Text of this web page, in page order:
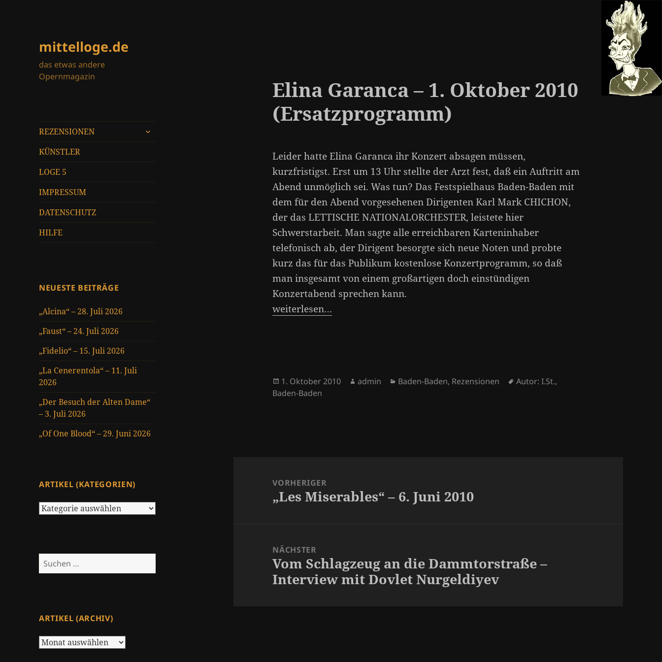
mittelloge.de
das etwas andere
Opernmagazin
REZENSIONEN
untermenü
KÜNSTLER
LOGE 5
IMPRESSUM
DATENSCHUTZ
HILFE
NEUESTE BEITRÄGE
„Alcina“ – 28. Juli 2026
„Faust“ – 24. Juli 2026
„Fidelio“ – 15. Juli 2026
„La Cenerentola“ – 11. Juli
2026
„Der Besuch der Alten Dame“
– 3. Juli 2026
„Of One Blood“ – 29. Juni 2026
ARTIKEL (KATEGORIEN)
Artikel
Suchen
nach:
ARTIKEL (ARCHIV)
Artikel
Elina Garanca – 1. Oktober 2010
(Ersatzprogramm)
Leider hatte Elina Garanca ihr Konzert absagen müssen,
kurzfristigst. Erst um 13 Uhr stellte der Arzt fest, daß ein Auftritt am
Abend unmöglich sei. Was tun? Das Festspielhaus Baden-Baden mit
dem für den Abend vorgesehenen Dirigenten Karl Mark CHICHON,
der das LETTISCHE NATIONALORCHESTER, leistete hier
Schwerstarbeit. Man sagte alle erreichbaren Karteninhaber
telefonisch ab, der Dirigent besorgte sich neue Noten und probte
kurz das für das Publikum kostenlose Konzertprogramm, so daß
man insgesamt von einem großartigen doch einstündigen
Konzertabend sprechen kann.
weiterlesen…
Veröffentlicht
am
1. Oktober 2010 Autor
admin Kategorien
Baden-Baden, Rezensionen Schlagwörter
Autor: I.St.,
Baden-Baden
VORHERIGER
Vorheriger
„Les Miserables“ – 6. Juni 2010
NÄCHSTER
Nächster
Beitrag:
Vom Schlagzeug an die Dammtorstraße –
Interview mit Dovlet Nurgeldiyev